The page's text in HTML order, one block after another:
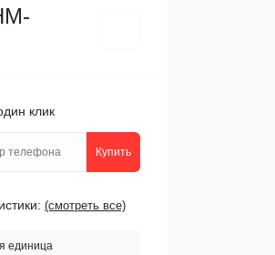
клик
Купить
(смотреть все)
единица